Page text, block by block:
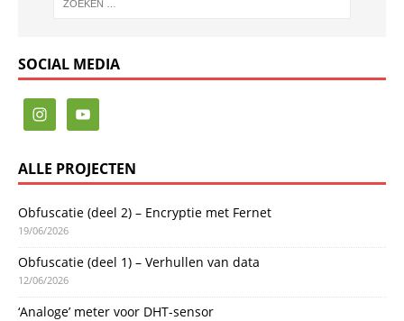
SOCIAL MEDIA
ALLE PROJECTEN
Obfuscatie (deel 2) – Encryptie met Fernet
19/06/2026
Obfuscatie (deel 1) – Verhullen van data
12/06/2026
‘Analoge’ meter voor DHT-sensor